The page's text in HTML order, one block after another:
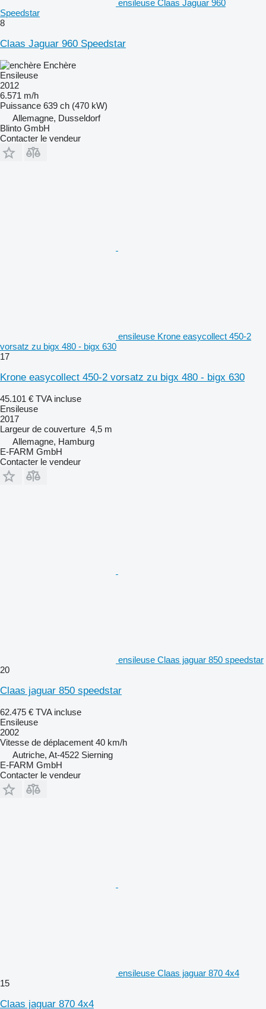
ensileuse Claas Jaguar 960
Speedstar
8
Claas Jaguar 960 Speedstar
Enchère
Ensileuse
2012
6.571 m/h
Puissance 639 ch (470 kW)
Allemagne, Dusseldorf
Blinto GmbH
Contacter le vendeur
ensileuse Krone easycollect 450-2
vorsatz zu bigx 480 - bigx 630
17
Krone easycollect 450-2 vorsatz zu bigx 480 - bigx 630
45.101 € TVA incluse
Ensileuse
2017
Largeur de couverture 4,5 m
Allemagne, Hamburg
E-FARM GmbH
Contacter le vendeur
ensileuse Claas jaguar 850 speedstar
20
Claas jaguar 850 speedstar
62.475 € TVA incluse
Ensileuse
2002
Vitesse de déplacement 40 km/h
Autriche, At-4522 Sierning
E-FARM GmbH
Contacter le vendeur
ensileuse Claas jaguar 870 4x4
15
Claas jaguar 870 4x4